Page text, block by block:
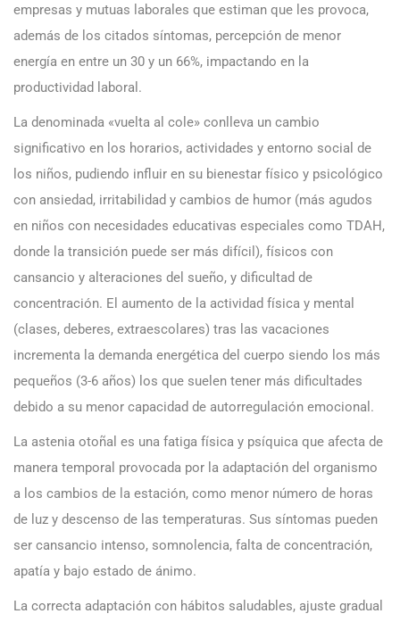
empresas y mutuas laborales que estiman que les provoca,
además de los citados síntomas, percepción de menor
energía en entre un 30 y un 66%, impactando en la
productividad laboral.
La denominada «vuelta al cole» conlleva un cambio
significativo en los horarios, actividades y entorno social de
los niños, pudiendo influir en su bienestar físico y psicológico
con ansiedad, irritabilidad y cambios de humor (más agudos
en niños con necesidades educativas especiales como TDAH,
donde la transición puede ser más difícil), físicos con
cansancio y alteraciones del sueño, y dificultad de
concentración. El aumento de la actividad física y mental
(clases, deberes, extraescolares) tras las vacaciones
incrementa la demanda energética del cuerpo siendo los más
pequeños (3-6 años) los que suelen tener más dificultades
debido a su menor capacidad de autorregulación emocional.
La astenia otoñal es una fatiga física y psíquica que afecta de
manera temporal provocada por la adaptación del organismo
a los cambios de la estación, como menor número de horas
de luz y descenso de las temperaturas. Sus síntomas pueden
ser cansancio intenso, somnolencia, falta de concentración,
apatía y bajo estado de ánimo.
La correcta adaptación con hábitos saludables, ajuste gradual